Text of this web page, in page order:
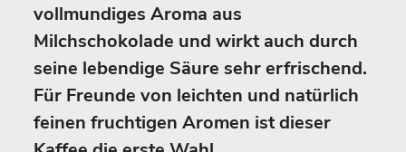
vollmundiges Aroma aus
Milchschokolade und wirkt auch durch
seine lebendige Säure sehr erfrischend.
Für Freunde von leichten und natürlich
feinen fruchtigen Aromen ist dieser